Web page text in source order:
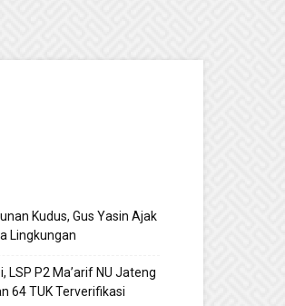
Kudus, Gus Yasin Ajak
Lingkungan
LSP P2 Ma’arif NU Jateng
64 TUK Terverifikasi